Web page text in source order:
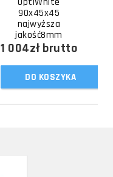
90x45x45
najwyższa
jakość8mm
1 004złbrutto
DO KOSZYKA